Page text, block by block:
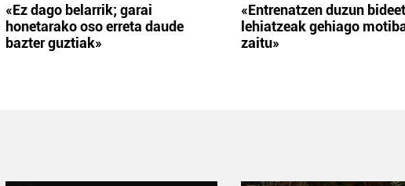
«Ez dago belarrik; garai
honetarako oso erreta daude
bazter guztiak»
«Entrenatzen duzun
lehiatzeak gehiago
zaitu»